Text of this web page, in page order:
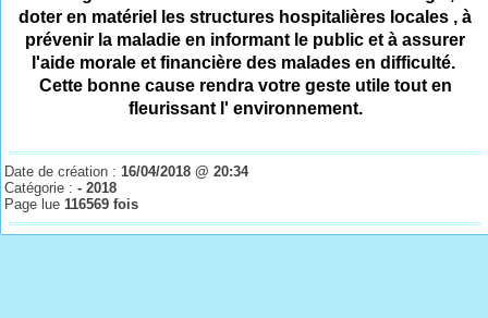
doter en matériel les structures hospitalières locales , à
prévenir la maladie en informant le public et à assurer
l'aide morale et financière des malades en difficulté.
Cette bonne cause rendra votre geste utile tout en
fleurissant l' environnement.
Date de création : 16/04/2018 @ 20:34
Catégorie :- 2018
Page lue 116569 fois